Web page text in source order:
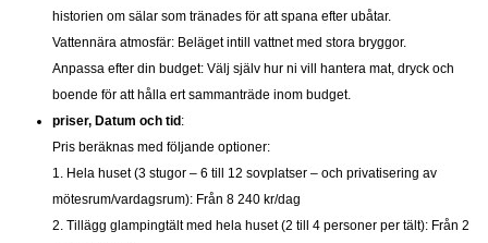
historien om sälar som tränades för att spana efter ubåtar.
Vattennära atmosfär: Beläget intill vattnet med stora bryggor.
Anpassa efter din budget: Välj själv hur ni vill hantera mat, dryck och
boende för att hålla ert sammanträde inom budget.
priser, Datum och tid :
Pris beräknas med följande optioner:
1. Hela huset (3 stugor – 6 till 12 sovplatser – och privatisering av
mötesrum/vardagsrum): Från 8 240 kr/dag
2. Tillägg glampingtält med hela huset (2 till 4 personer per tält): Från 2